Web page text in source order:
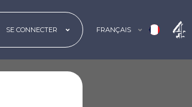
SE CONNECTER FRANÇAIS